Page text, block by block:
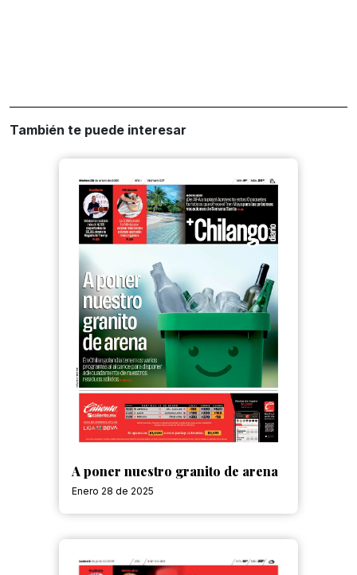
También te puede interesar
A poner nuestro granito de arena
Enero 28 de 2025